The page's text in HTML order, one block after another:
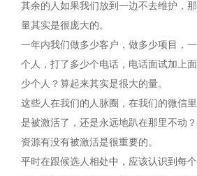
其余的人如果我们放到一边不去维护，
量其实是很庞大的。
一年内我们做多少客户，做多少项目，
个人，打了多少个电话，电话面试加上
少个人？算起来其实是很大的量。
这些人在我们的人脉圈，在我们的微信
是被激活了，还是永远地趴在那里不动
资源有没有被激活是很重要的。
平时在跟候选人相处中，应该认识到每